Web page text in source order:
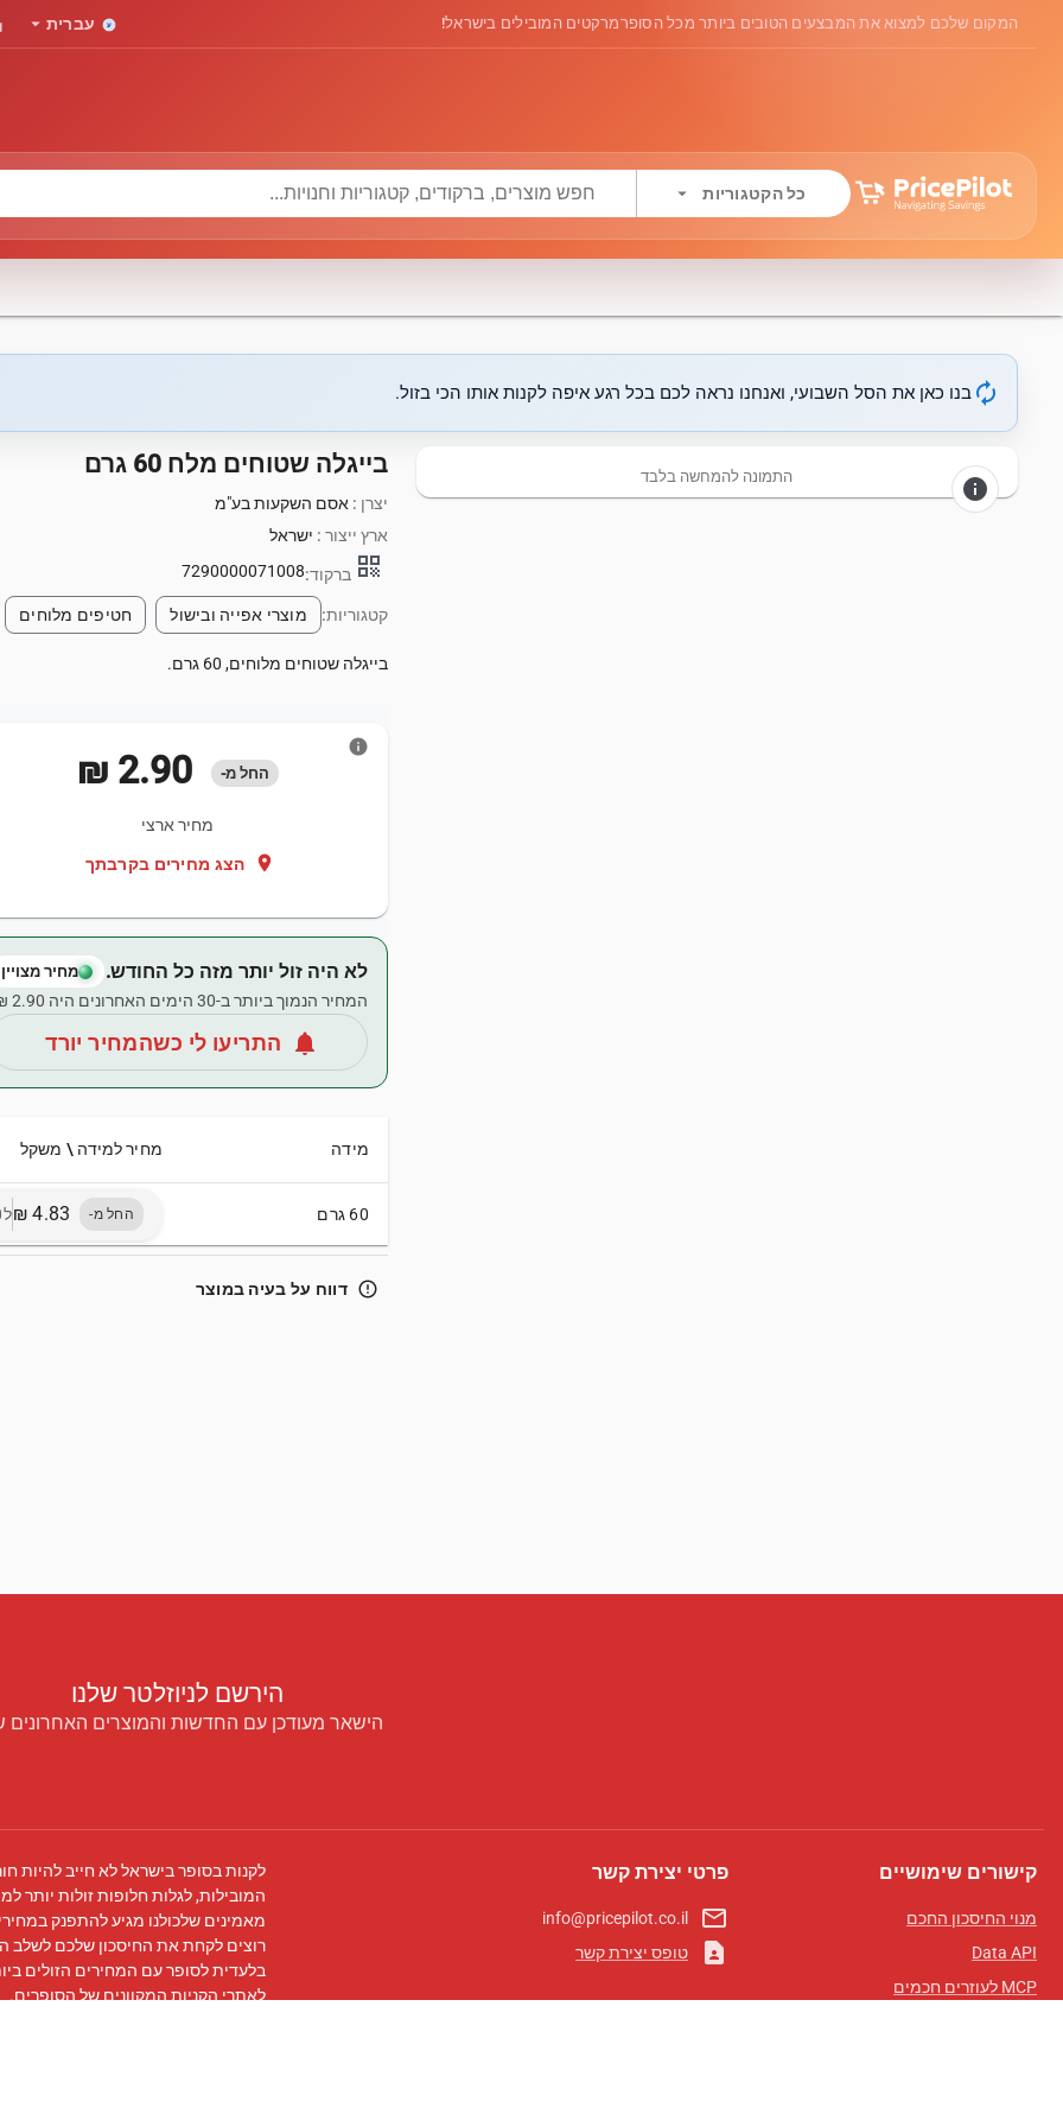
המקום שלכם למצוא את המבצעים הטובים ביותר מכל הסופרמרקטים המובילים בישראל! עברית arrow_drop_down
כל הקטגוריות arrow_drop_down
autorenew בנו כאן את הסל השבועי, ואנחנו נראה לכם בכל רגע איפה לקנות אותו הכי בזול.
info התמונה להמחשה בלבד בייגלה שטוחים מלח 60 גרם
יצרן : אסם השקעות בע"מ
ארץ ייצור : ישראל
qr_code ברקוד:7290000071008
קטגוריות: מוצרי אפייה ובישול חטיפים מלוחים
בייגלה שטוחים מלוחים, 60 גרם.
החל מ- ‏2.90 ‏₪
מחיר ארצי
location_on הצג מחירים בקרבתך
info
לא היה זול יותר מזה כל החודש. מחיר מצויין
המחיר הנמוך ביותר ב-30 הימים האחרונים היה ‏2.90 ‏₪.
notifications התריעו לי כשהמחיר יורד
מידה מחיר למידה \ משקל
60 גרם החל מ- ל100 גרם
error_outline דווח על בעיה במוצר
הירשם לניוזלטר שלנו
הישאר מעודכן עם החדשות והמוצרים האחרונים
קישורים שימושיים
מנוי החיסכון החכם
Data API
MCP לעוזרים חכמים
פרטי יצירת קשר
mail_outline
info@pricepilot.co.il
contact_page טופס יצירת קשר
לקנות בסופר בישראל לא חייב להיות
המובילות, לגלות חלופות זולות יותר
מאמינים שלכולנו מגיע להתפנק
רוצים לקחת את החיסכון שלכם לשלב
בלעדית לסופר עם המחירים הזולים
לאתרי הקניות המקוונים של הסופרים.